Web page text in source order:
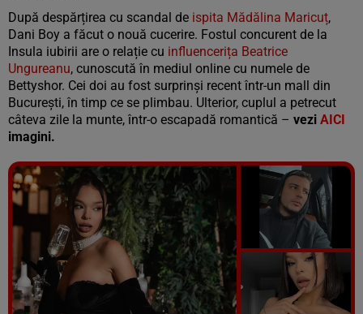
După despărțirea cu scandal de ispita Mădălina Maricuț,
Dani Boy a făcut o nouă cucerire. Fostul concurent de la
Insula iubirii are o relație cu influencerița Beatrice
Ungureanu, cunoscută în mediul online cu numele de
Bettyshor. Cei doi au fost surprinși recent într-un mall din
București, în timp ce se plimbau. Ulterior, cuplul a petrecut
câteva zile la munte, într-o escapadă romantică – vezi AICI
imagini.